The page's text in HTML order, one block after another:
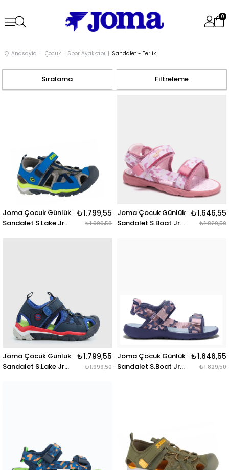
0
Anasayfa Çocuk Spor Ayakkabı Sandalet - Terlik
Filtreleme
Sıralama
Joma Çocuk Günlük
Sandalet S.Lake Jr
₺1.799,55
₺1.999,50
Joma Çocuk Günlük
Sandalet S.Boat Jr
₺1.646,55
₺1.829,50
Joma Çocuk Günlük
Sandalet S.Lake Jr
₺1.799,55
₺1.999,50
Joma Çocuk Günlük
Sandalet S.Boat Jr
₺1.646,55
₺1.829,50